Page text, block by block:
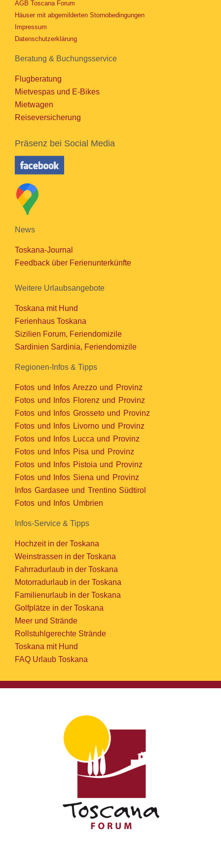
AGB Toscana Forum
Häuser mit abgemilderten Stornobedingungen
Impressum
Datenschutzerklärung
Beratung & Buchungsservice
Flugberatung
Mietvespas und E-Bikes
Mietwagen
Reiseversicherung
Präsenz bei Social Media
News
Toskana-Journal
Feedback über Ferienunterkünfte
Weitere Urlaubsangebote
Toskana mit Hund
Ferienhaus Toskana
Sizilien Forum, Feriendomizile
Sardinien Sardinia, Feriendomizile
Regionen-Infos & Tipps
Fotos und Infos Arezzo und Provinz
Fotos und Infos Florenz und Provinz
Fotos und Infos Grosseto und Provinz
Fotos und Infos Livorno und Provinz
Fotos und Infos Lucca und Provinz
Fotos und Infos Pisa und Provinz
Fotos und Infos Pistoia und Provinz
Fotos und Infos Siena und Provinz
Infos Gardasee und Trentino Südtirol
Fotos und Infos Umbrien
Infos-Service & Tipps
Hochzeit in der Toskana
Weinstrassen in der Toskana
Fahrradurlaub in der Toskana
Motorradurlaub in der Toskana
Familienurlaub in der Toskana
Golfplätze in der Toskana
Meer und Strände
Rollstuhlgerechte Strände
Toskana mit Hund
FAQ Urlaub Toskana